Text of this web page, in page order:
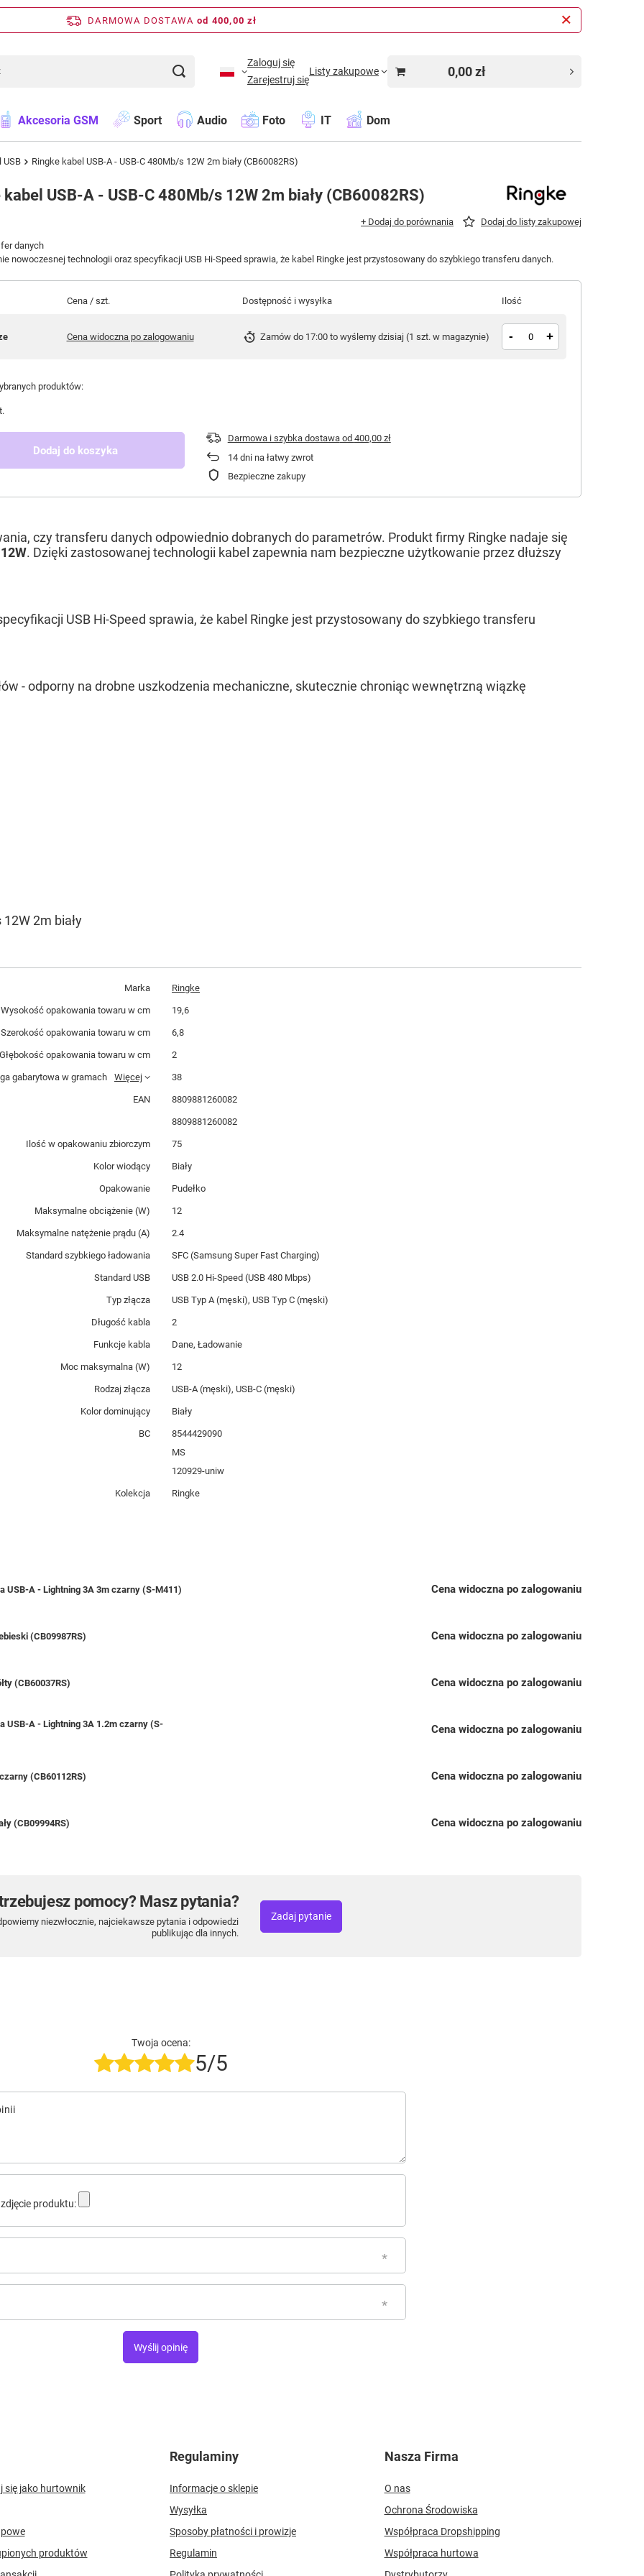
DARMOWA DOSTAWA od 400,00 zł
Zaloguj się
Zarejestruj się
Listy zakupowe 0,00 zł
Akcesoria GSM Sport Audio Foto IT Dom
USB Ringke kabel USB-A - USB-C 480Mb/s 12W 2m biały (CB60082RS)
USB-A - USB-C 480Mb/s 12W 2m biały (CB60082RS)
+ Dodaj do porównania Dodaj do listy zakupowej
danych
nowoczesnej technologii oraz specyfikacji USB Hi-Speed sprawia, że kabel Ringke jest przystosowany do szybkiego transferu danych.
Cena / szt. Dostępność i wysyłka Ilość
Cena widoczna po zalogowaniu Zamów do 17:00 to wyślemy dzisiaj (1 szt. w magazynie) - +
produktów:
Dodaj do koszyka
Darmowa i szybka dostawaod 400,00 zł
14dni na łatwy zwrot
Bezpieczne zakupy
czy transferu danych odpowiednio dobranych do parametrów. Produkt firmy Ringke nadaje się
12W. Dzięki zastosowanej technologii kabel zapewnia nam bezpieczne użytkowanie przez dłuższy
USB Hi-Speed sprawia, że kabel Ringke jest przystosowany do szybkiego transferu
-odporny na drobne uszkodzenia mechaniczne, skutecznie chroniąc wewnętrzną wiązkę
2m biały
Marka Ringke
Wysokość opakowania towaru w cm 19,6
Szerokość opakowania towaru w cm 6,8
Głębokość opakowania towaru w cm 2
gabarytowa w gramach Więcej 38
EAN 8809881260082
8809881260082
Ilość w opakowaniu zbiorczym 75
Kolor wiodący Biały
Opakowanie Pudełko
Maksymalne obciążenie (W) 12
Maksymalne natężenie prądu (A) 2.4
Standard szybkiego ładowania SFC (Samsung Super Fast Charging)
Standard USB USB 2.0 Hi-Speed (USB 480 Mbps)
Typ złącza USB Typ A (męski), USB Typ C (męski)
Długość kabla 2
Funkcje kabla Dane, Ładowanie
Moc maksymalna (W) 12
Rodzaj złącza USB-A (męski), USB-C (męski)
Kolor dominujący Biały
BC
8544429090
MS
120929-uniw
Kolekcja Ringke
USB-A - Lightning 3A 3m czarny (S-M411) Cena widoczna po zalogowaniu
(CB09987RS) Cena widoczna po zalogowaniu
(CB60037RS) Cena widoczna po zalogowaniu
USB-A - Lightning 3A 1.2m czarny (S- Cena widoczna po zalogowaniu
(CB60112RS) Cena widoczna po zalogowaniu
(CB09994RS) Cena widoczna po zalogowaniu
pomocy? Masz pytania?
niezwłocznie, najciekawsze pytania i odpowiedzi
publikując dla innych.
Zadaj pytanie
Twoja ocena:
5/5
produktu:
Wyślij opinię
się jako hurtownik
produktów
Regulaminy
Informacje o sklepie
Wysyłka
Sposoby płatności i prowizje
Regulamin
Nasza Firma
O nas
Ochrona Środowiska
Współpraca Dropshipping
Współpraca hurtowa